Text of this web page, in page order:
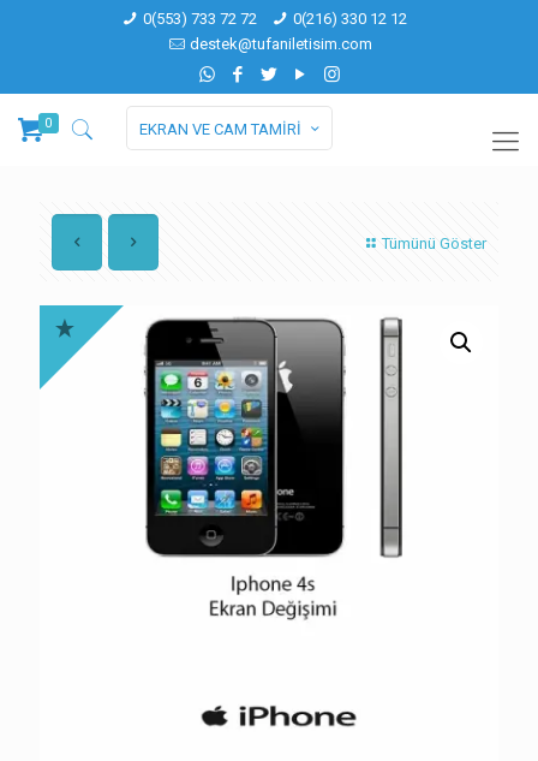
0(553) 733 72 72
0(216) 330 12 12
destek@tufaniletisim.com
0 EKRAN VE CAM TAMİRİ
Tümünü Göster